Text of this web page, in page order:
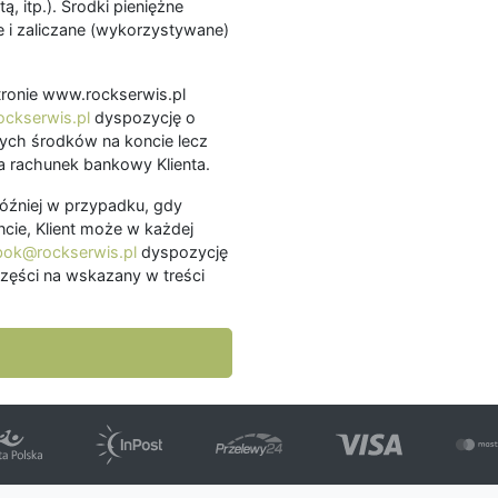
itp.). Środki pieniężne
i zaliczane (wykorzystywane)
www.rockserwis.pl
dyspozycję o
środków na koncie lecz
bankowy Klienta.
w przypadku, gdy
Klient może w każdej
dyspozycję
na wskazany w treści